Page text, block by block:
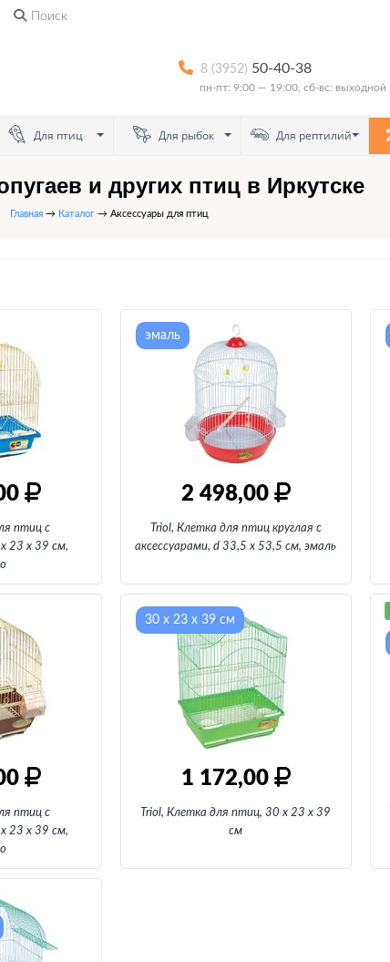
Поиск
8 (3952) 50-40-38
пн-пт: 9:00 — 19:00, сб-вс: выходной
Для птиц Для рыбок Для рептилий
и других птиц в Иркутске
Главная → Каталог → Аксессуары для птиц
птиц с
23 х 39 см,
2 498,00
эмаль
Triol, Клетка для птиц круглая с
аксессуарами, d 33,5 х 53,5 см, эмаль
птиц с
23 х 39 см,
1 172,00
30 х 23 х 39 см
Triol, Клетка для птиц, 30 х 23 х 39
см